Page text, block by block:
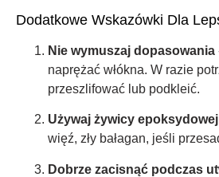
Dodatkowe Wskazówki Dla
Nie wymuszaj dopasowania
naprężać włókna. W razie
przeszlifować lub podkleić.
Używaj żywicy
więź, zły bałagan, jeśli
Dobrze zacisnąć podczas